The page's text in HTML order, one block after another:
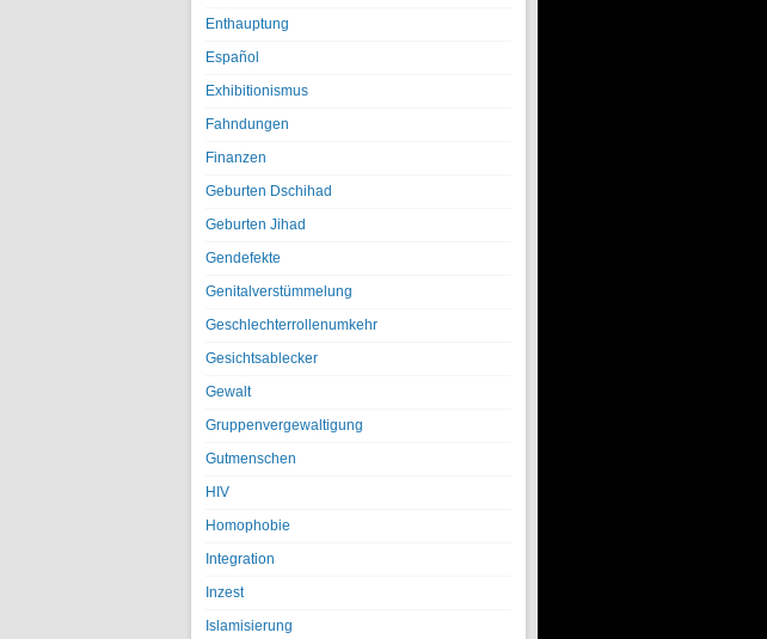
Enthauptung
Español
Exhibitionismus
Fahndungen
Finanzen
Geburten Dschihad
Geburten Jihad
Gendefekte
Genitalverstümmelung
Geschlechterrollenumkehr
Gesichtsablecker
Gewalt
Gruppenvergewaltigung
Gutmenschen
HIV
Homophobie
Integration
Inzest
Islamisierung